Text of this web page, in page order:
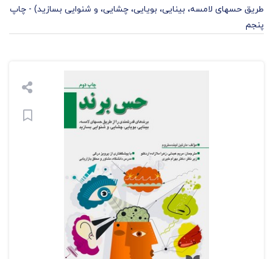
طریق حسهای لامسه، بینایی، بویایی، چشایی، و شنوایی بسازید) - چاپ
پنجم